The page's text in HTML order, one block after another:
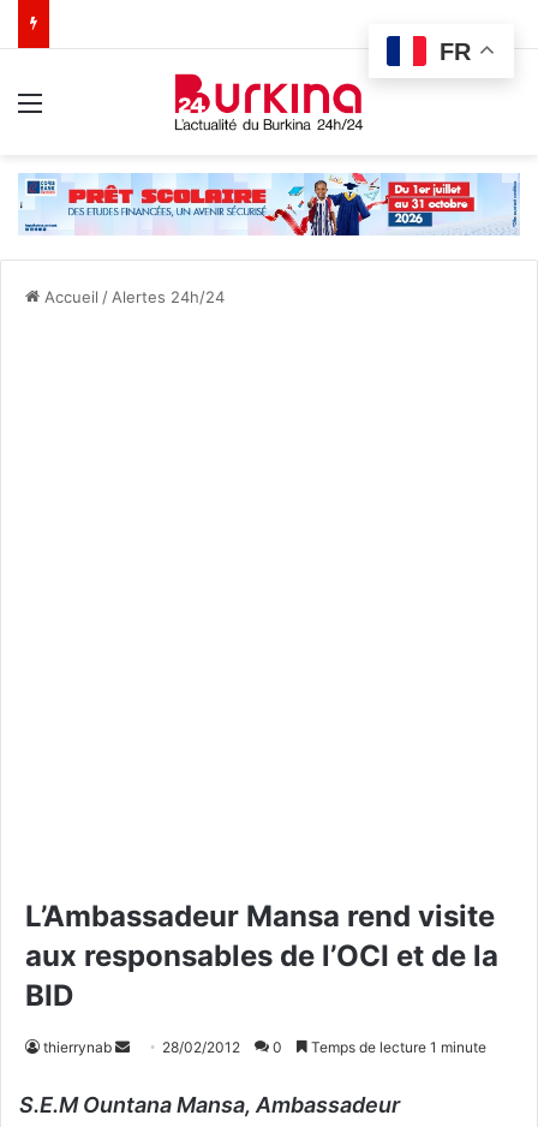
Accueil / Alertes 24h/24
L’Ambassadeur Mansa rend visite
aux responsables de l’OCI et de la
BID
thierrynab
v
28/02/2012 0 Temps de lecture 1 minute
S.E.M Ountana Mansa, Ambassadeur
FR